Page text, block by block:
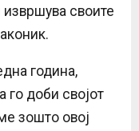
своите
година,
го доби својот
зошто овој